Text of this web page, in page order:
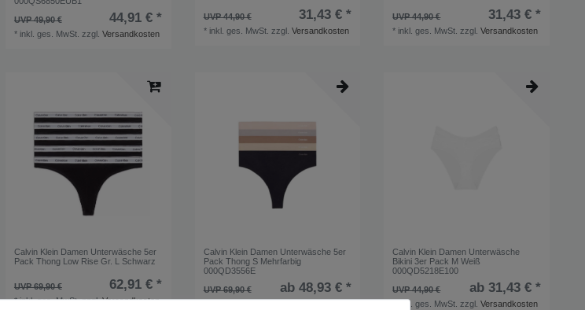
UVP 49,90 €
44,91 € *
* inkl. ges. MwSt. zzgl. Versandkosten
UVP 44,90 € 31,43 € *
* inkl. ges. MwSt. zzgl. Versandkosten
UVP 44,90 € 31,43 € *
* inkl. ges. MwSt. zzgl.Versandkosten
Calvin Klein Damen Unterwäsche 5er
Pack Thong Low Rise Gr. L Schwarz
UVP 69,90 € 62,91 € *
*inkl. ges. MwSt.zzgl.Versandkosten
Calvin Klein Damen Unterwäsche 5er
Pack Thong S Mehrfarbig
000QD3556E
UVP 69,90 €
ab 48,93 € *
Calvin Klein Damen Unterwäsche
Bikini 3er Pack M Weiß
000QD5218E100
UVP 44,90 €
ab 31,43 € *
inkl. ges. MwSt. zzgl.Versandkosten